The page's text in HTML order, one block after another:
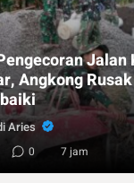
Jalan
Angkong
Aries
0 7 jam